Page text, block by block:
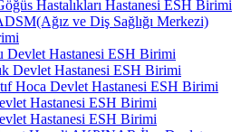
Hastalıkları Hastanesi ESH Birimi
ve Diş Sağlığı Merkezi)
Devlet Hastanesi ESH Birimi
Devlet Hastanesi ESH Birimi
Hoca Devlet Hastanesi ESH Birimi
Hastanesi ESH Birimi
Hastanesi ESH Birimi